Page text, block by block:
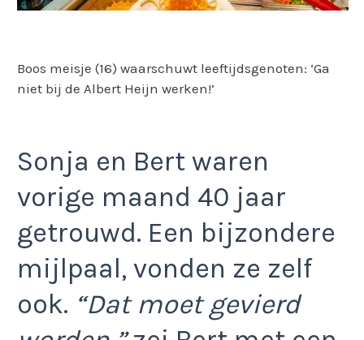
Boos meisje (16) waarschuwt leeftijdsgenoten: ‘Ga
niet bij de Albert Heijn werken!’
Sonja en Bert waren
vorige maand 40 jaar
getrouwd. Een bijzondere
mijlpaal, vonden ze zelf
ook. “Dat moet gevierd